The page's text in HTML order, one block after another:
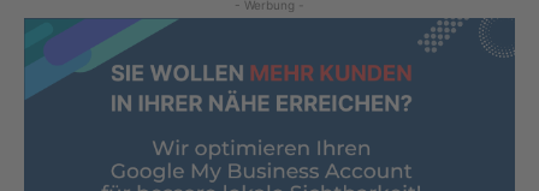
- Werbung -